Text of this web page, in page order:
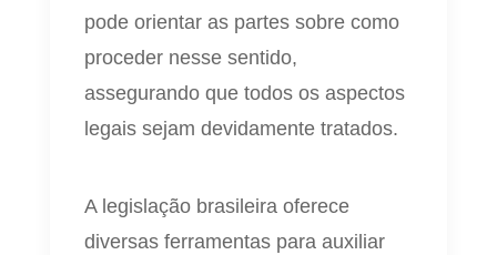
pode orientar as partes sobre como
proceder nesse sentido,
assegurando que todos os aspectos
legais sejam devidamente tratados.
A legislação brasileira oferece
diversas ferramentas para auxiliar